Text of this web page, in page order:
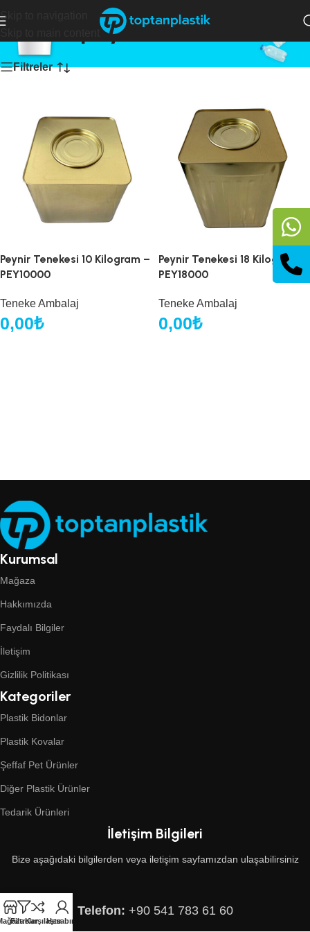
Skip to navigation
peynir kutusu
Filtreler
Peynir Tenekesi 10 Kilogram –
PEY10000
Teneke Ambalaj
0,00₺
Peynir Tenekesi 18 Kilogram –
PEY18000
Teneke Ambalaj
0,00₺
Kurumsal
Mağaza
Hakkımızda
Faydalı Bilgiler
İletişim
Gizlilik Politikası
Kategoriler
Plastik Bidonlar
Plastik Kovalar
Şeffaf Pet Ürünler
Diğer Plastik Ürünler
Tedarik Ürünleri
İletişim Bilgileri
Bize aşağıdaki bilgilerden veya iletişim sayfamızdan ulaşabilirsiniz
Telefon: +90 541 783 61 60
FiltrelerKarşılaştırHesabım